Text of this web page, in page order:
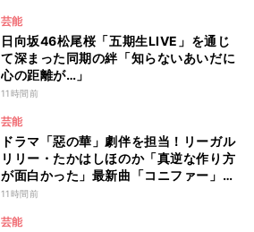
芸能
日向坂46松尾桜「五期生LIVE」を通じ
て深まった同期の絆「知らないあいだに
心の距離が…」
11時間前
芸能
ドラマ「惡の華」劇伴を担当！リーガル
リリー・たかはしほのか「真逆な作り方
が面白かった」最新曲「コニファー」制
作秘話も
11時間前
芸能